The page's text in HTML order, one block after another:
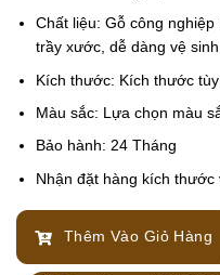
Chất liệu: Gỗ công
trầy xước, dễ dàng vệ sinh
Kích thước: Kích thước
Màu sắc: Lựa chọn màu
Bảo hành: 24 Tháng
Nhận đặt hàng kích thước
Thêm Vào Giỏ Hàng